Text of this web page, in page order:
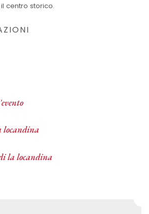
centro storico.
locandina
la locandina